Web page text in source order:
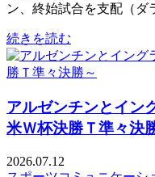
ン、終始試合を支配（
続きを読む
アルゼンチンとイ
米Ｗ杯決勝Ｔ準々決
2026.07.12